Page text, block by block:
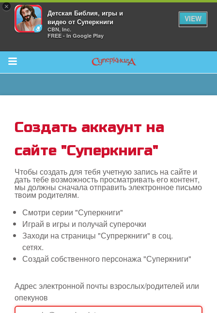
×
Детская Библия, игры и
видео от Суперкниги
CBN, Inc.
FREE - In Google Play
VIEW
Return to Content
Bible App
язык
Создать аккаунт на
сайте "Суперкнига"
Чтобы создать для тебя учетную запись на сайте и
дать тебе возможность просматривать его контент,
мы должны сначала отправить электронное письмо
твоим родителям.
Смотри серии "Суперкниги"
Играй в игры и получай суперочки
Заходи на страницы "Супреркниги" в соц.
сетях.
Создай собственного персонажа "Суперкниги"
Адрес электронной почты взрослых/родителей или
опекунов